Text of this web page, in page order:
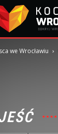
we Wrocławiu